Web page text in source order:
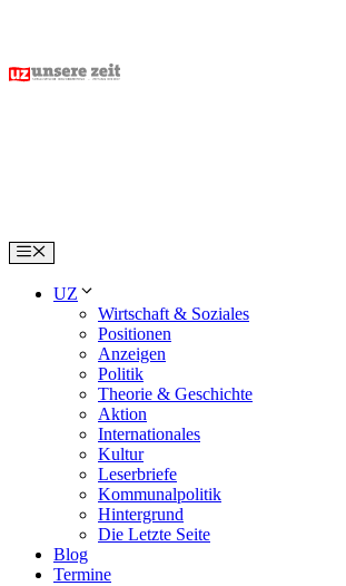
content
Menu
UZ
Wirtschaft & Soziales
Positionen
Anzeigen
Politik
Theorie & Geschichte
Aktion
Internationales
Kultur
Leserbriefe
Kommunalpolitik
Hintergrund
Die Letzte Seite
Blog
Termine